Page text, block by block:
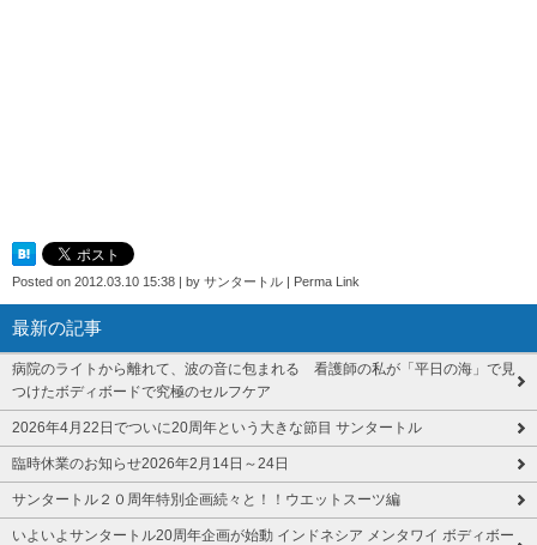
Posted on 2012.03.10 15:38 | by サンタートル | Perma Link
最新の記事
病院のライトから離れて、波の音に包まれる 看護師の私が「平日の海」で見
つけたボディボードで究極のセルフケア
2026年4月22日でついに20周年という大きな節目 サンタートル
臨時休業のお知らせ2026年2月14日～24日
サンタートル２０周年特別企画続々と！！ウエットスーツ編
いよいよサンタートル20周年企画が始動 インドネシア メンタワイ ボディボー